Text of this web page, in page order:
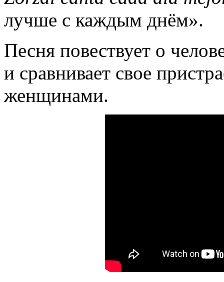
лучше с каждым днём».
Песня повествует о
и сравнивает свое
женщинами.